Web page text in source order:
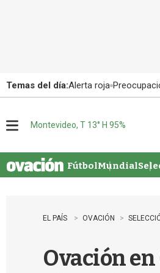
Temas del día:Alerta roja
u
Montevideo, T 13° H 95%
FútbolMundial
EL PAÍS OVACIÓN
Ovación